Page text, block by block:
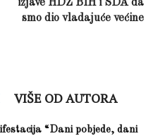
izjave HDZ BIH i SDA da
smo dio vladajuće većine
VIŠE OD AUTORA
“Dani pobjede, dani